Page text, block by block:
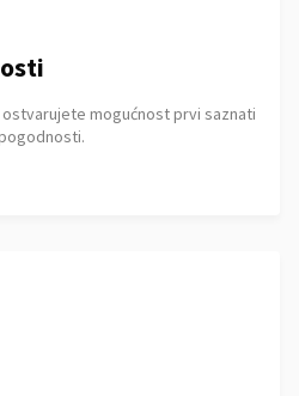
mogućnost prvi saznati